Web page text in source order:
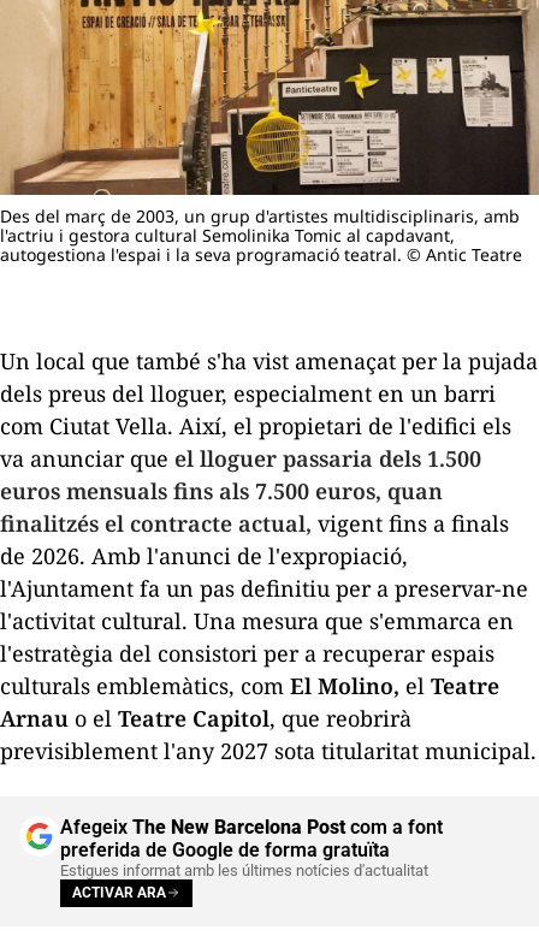
Des del març de 2003, un grup d'artistes multidisciplinaris, amb
l'actriu i gestora cultural Semolinika Tomic al capdavant,
autogestiona l'espai i la seva programació teatral. © Antic Teatre
Un local que també s'ha vist amenaçat per la pujada
dels preus del lloguer, especialment en un barri
com Ciutat Vella. Així, el propietari de l'edifici els
va anunciar que el lloguer passaria dels 1.500
euros mensuals fins als 7.500 euros, quan
finalitzés el contracte actual, vigent fins a finals
de 2026. Amb l'anunci de l'expropiació,
l'Ajuntament fa un pas definitiu per a preservar-ne
l'activitat cultural. Una mesura que s'emmarca en
l'estratègia del consistori per a recuperar espais
culturals emblemàtics, com El Molino, el Teatre
Arnau o el Teatre Capitol, que reobrirà
previsiblement l'any 2027 sota titularitat municipal.
Afegeix The New Barcelona Postcom a font
preferida de Google de forma gratuïta
Estigues informat amb les últimes notícies d'actualitat
ACTIVAR ARA